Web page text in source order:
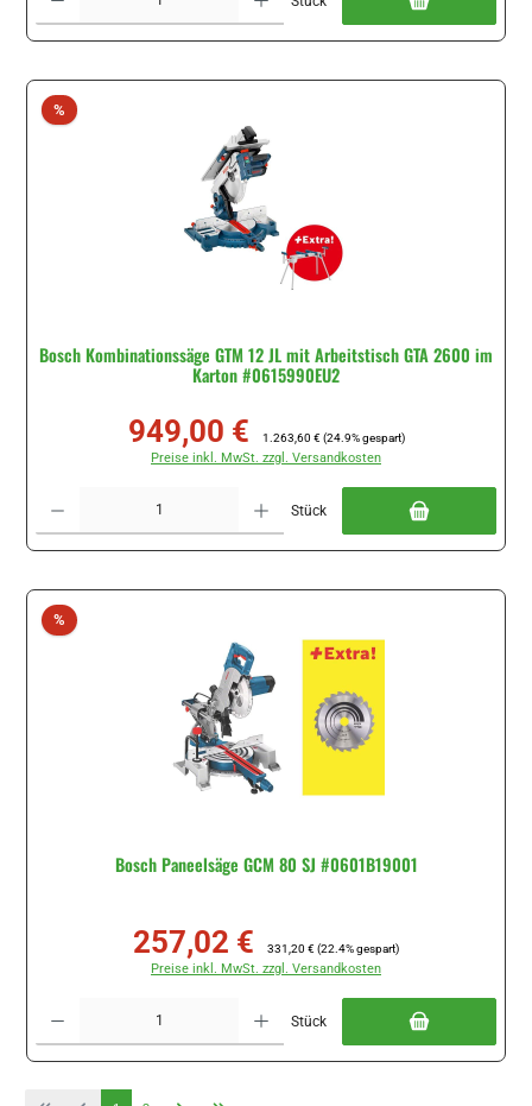
%Rabatt
Bosch Kombinationssäge GTM 12 JL mit Arbeitstisch GTA 2600 im
Karton #0615990EU2
Verkaufspreis:
949,00 € 1.263,60 € (24.9% gespart)
Preise inkl. MwSt. zzgl. Versandkosten
Stück
%Rabatt
Bosch Paneelsäge GCM 80 SJ #0601B19001
Verkaufspreis:
257,02 € 331,20 € (22.4% gespart)
Preise inkl. MwSt. zzgl. Versandkosten
Stück